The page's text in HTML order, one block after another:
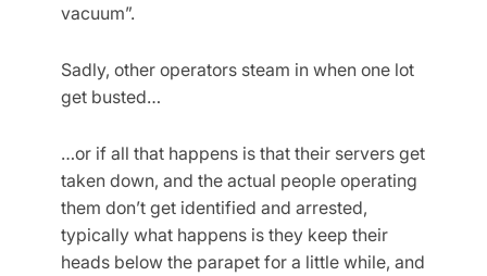
vacuum”.
Sadly, other operators steam in when one lot
get busted…
…or if all that happens is that their servers get
taken down, and the actual people operating
them don’t get identified and arrested,
typically what happens is they keep their
heads below the parapet for a little while, and